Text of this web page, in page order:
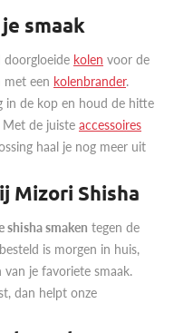
smaak
doorgloeide kolen voor de
met een kolenbrander.
in de kop en houd de hitte
Met de juiste accessoires
haal je nog meer uit
Mizori Shisha
shisha smaken tegen de
is morgen in huis,
je favoriete smaak.
dan helpt onze